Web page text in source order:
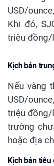
USD/
Khi đó,
triệu
Kịch bản
Nếu vàng
USD/
triệu đồng/
trường
hoặc địa
Kịch bản tiêu